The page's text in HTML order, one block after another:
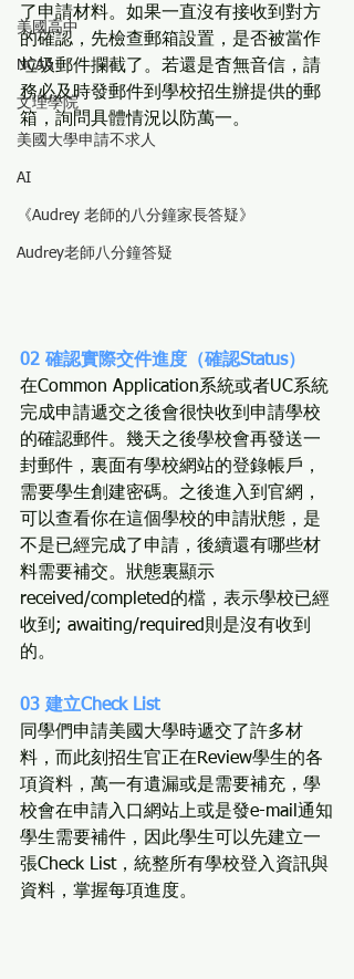
美國高中
NCAA
文理學院
美國大學申請不求人
AI
《Audrey 老師的八分鐘家長答疑》
Audrey老師八分鐘答疑
了申請材料。如果一直沒有接收到對方
的確認，先檢查郵箱設置，是否被當作
垃圾郵件攔截了。若還是杳無音信，請
務必及時發郵件到學校招生辦提供的郵
箱，詢問具體情況以防萬一。
02 確認實際交件進度（確認Status）
在Common Application系統或者UC系統
完成申請遞交之後會很快收到申請學校
的確認郵件。幾天之後學校會再發送一
封郵件，裏面有學校網站的登錄帳戶，
需要學生創建密碼。之後進入到官網，
可以查看你在這個學校的申請狀態，是
不是已經完成了申請，後續還有哪些材
料需要補交。狀態裏顯示
received/completed的檔，表示學校已經
收到; awaiting/required則是沒有收到
的。
03 建立Check List
同學們申請美國大學時遞交了許多材
料，而此刻招生官正在Review學生的各
項資料，萬一有遺漏或是需要補充，學
校會在申請入口網站上或是發e-mail通知
學生需要補件，因此學生可以先建立一
張Check List，統整所有學校登入資訊與
資料，掌握每項進度。